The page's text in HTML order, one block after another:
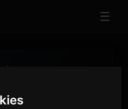
☰
موسیقی
هنرمندان پرطرفدار و